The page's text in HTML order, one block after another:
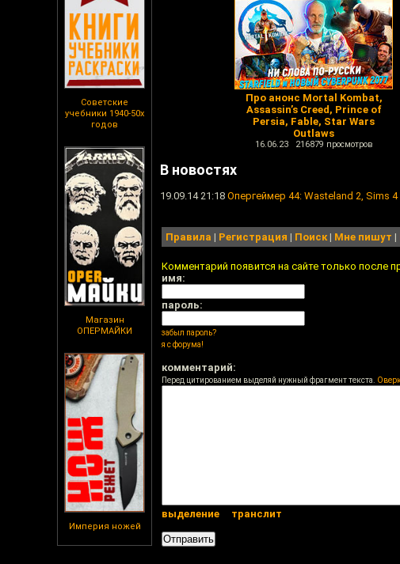
Советские
учебники 1940-50х
годов
Магазин
ОПЕРМАЙКИ
Империя ножей
Про анонс Mortal Kombat,
Assassin’s Creed, Prince of
Persia, Fable, Star Wars
Outlaws
16.06.23 216879 просмотров
В новостях
19.09.14 21:18 Опергеймер 44: Wasteland 2, Sims
Правила | Регистрация | Поиск| Мне пишут |
Комментарий появится на сайте только после
имя:
пароль:
забыл пароль?
я с форума!
комментарий:
Перед цитированием выделяй нужный фрагмент текста.
выделение транслит